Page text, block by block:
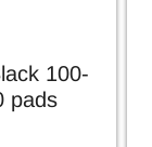
100-
pads